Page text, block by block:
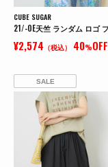
CUBE SUGAR
¥2,574 （税込） 40%OFF
SALE